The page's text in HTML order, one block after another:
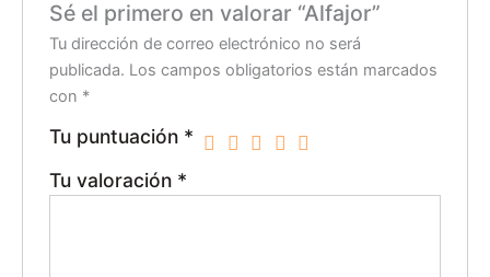
Sé el primero en valorar “Alfajor”
Tu dirección de correo electrónico no será
publicada. Los campos obligatorios están marcados
con *
Tu puntuación *
Tu valoración *